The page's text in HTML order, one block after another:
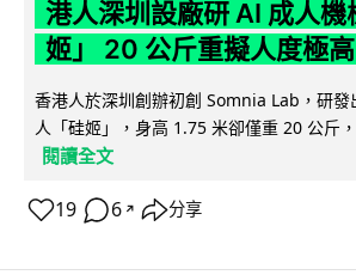
港人深圳設廠研 AI 成人機
姬」 20 公斤重擬人度極高
香港人於深圳創辦初創 Somnia Lab，研
人「硅姬」，身高 1.75 米卻僅重 20 公斤
閱讀全文
19 6 ↗ 分享